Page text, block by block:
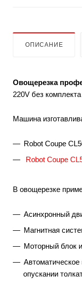
ОПИСАНИЕ
Овощерезка
220V без
Машина
Robot Coupe
Robot Coupe
В овощерезке
Асинхронный
Магнитная
Моторный блок
опускании